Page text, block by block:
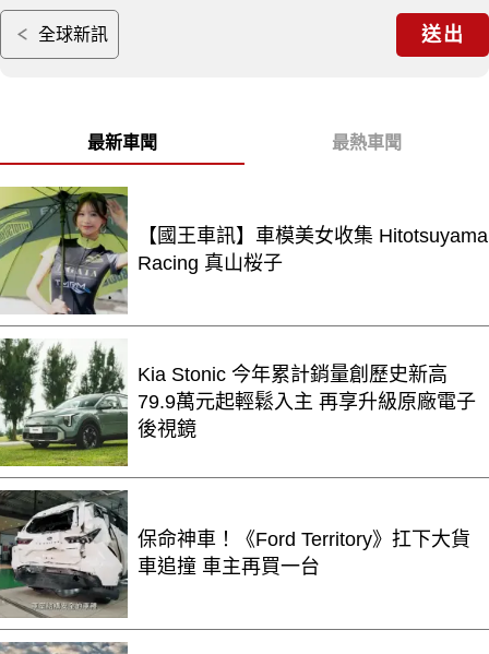
全球新訊 送出
最新車聞 最熱車聞
【國王車訊】車模美女收集 Hitotsuyama
Racing 真山桜子
Kia Stonic 今年累計銷量創歷史新高
79.9萬元起輕鬆入主 再享升級原廠電子
後視鏡
保命神車！《Ford Territory》扛下大貨
車追撞 車主再買一台